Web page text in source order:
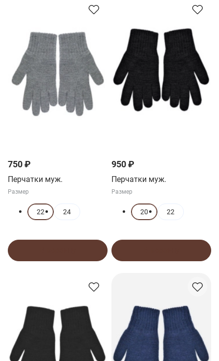
750 ₽
Перчатки муж.
Размер
22 24
950 ₽
Перчатки муж.
Размер
20 22